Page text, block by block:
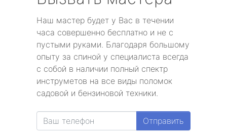
Наш мастер будет у Вас в течении
часа совершенно бесплатно и не с
пустыми руками. Благодаря большому
опыту за спиной у специалиста всегда
с собой в наличии полный спектр
инструметов на все виды поломок
садовой и бензиновой техники.
Отправить